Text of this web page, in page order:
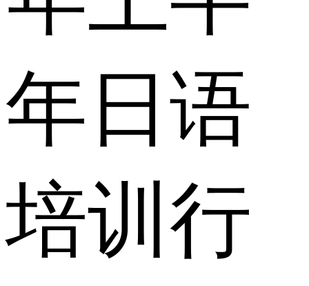
年日语
培训行